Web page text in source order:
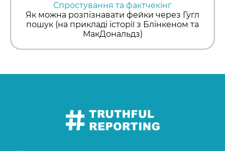
Спростування та фактчекінг
Як можна розпізнавати фейки через Гугл
пошук (на прикладі історії з Блінкеном та
МакДональдз)